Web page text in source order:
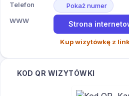
Telefon
Pokaż numer
WWW
Strona
Kup wizytówkę z
KOD QR WIZYTÓWKI